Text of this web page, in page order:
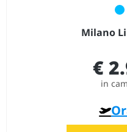
Milano
€
in